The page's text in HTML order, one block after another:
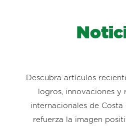
Descubra artículos
logros, innovaciones y
internacionales de Costa
refuerza la imagen